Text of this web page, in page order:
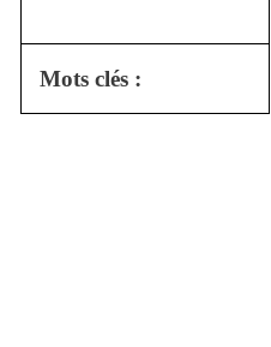
Mots clés :